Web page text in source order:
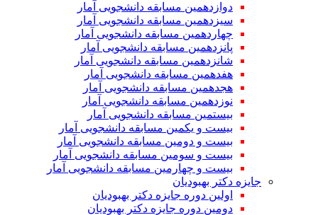
دوازدهمین مسابقه دانشجویی آمار
سیزدهمین مسابقه دانشجویی آمار
چهاردهمین مسابقه دانشجویی آمار
پانزدهمین مسابقه دانشجویی آمار
شانزدهمین مسابقه دانشجویی آمار
هفدهمین مسابقه دانشجویی آمار
هجدهمین مسابقه دانشجویی آمار
نوزدهمین مسابقه دانشجویی آمار
بیستمین مسابقه دانشجویی آمار
بیست و یکمین مسابقه دانشجویی آمار
بیست و دومین مسابقه دانشجویی آمار
بیست و سومین مسابقه دانشجویی آمار
بیست و چهارمین مسابقه دانشجویی آمار
جایزه دکتر بهبودیان
اولین دوره جایزه دکتر بهبودیان
دومین دوره جایزه دکتر بهبودیان